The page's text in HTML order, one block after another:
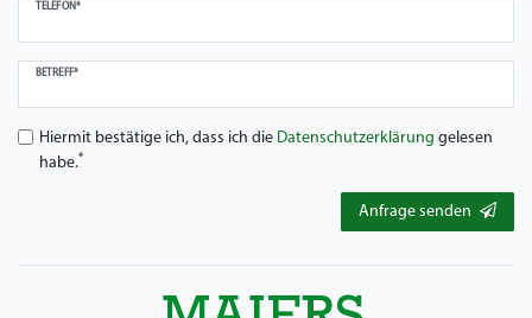
TELEFON*
BETREFF*
Hiermit bestätige ich, dass ich die Daten­schutz­erklärung gelesen
habe.*
Anfrage senden